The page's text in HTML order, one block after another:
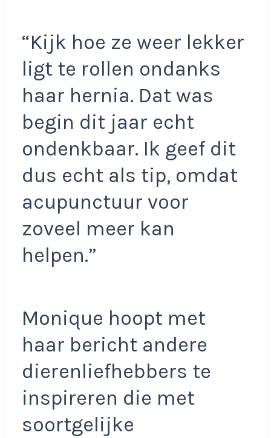
“Kijk hoe ze weer lekker
ligt te rollen ondanks
haar hernia. Dat was
begin dit jaar echt
ondenkbaar. Ik geef dit
dus echt als tip, omdat
acupunctuur voor
zoveel meer kan
helpen.”
Monique hoopt met
haar bericht andere
dierenliefhebbers te
inspireren die met
soortgelijke